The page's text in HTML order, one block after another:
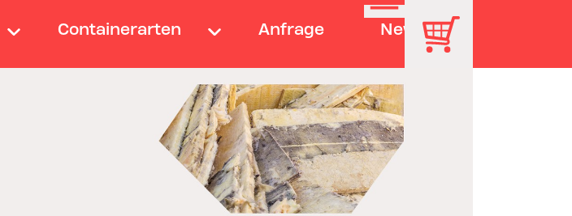
Containerarten Anfrage News